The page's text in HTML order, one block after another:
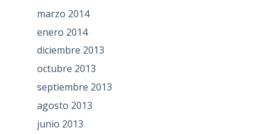
marzo 2014
enero 2014
diciembre 2013
octubre 2013
septiembre 2013
agosto 2013
junio 2013